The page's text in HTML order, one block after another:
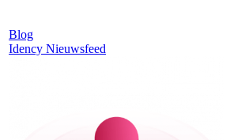
Blog
Idency Nieuwsfeed